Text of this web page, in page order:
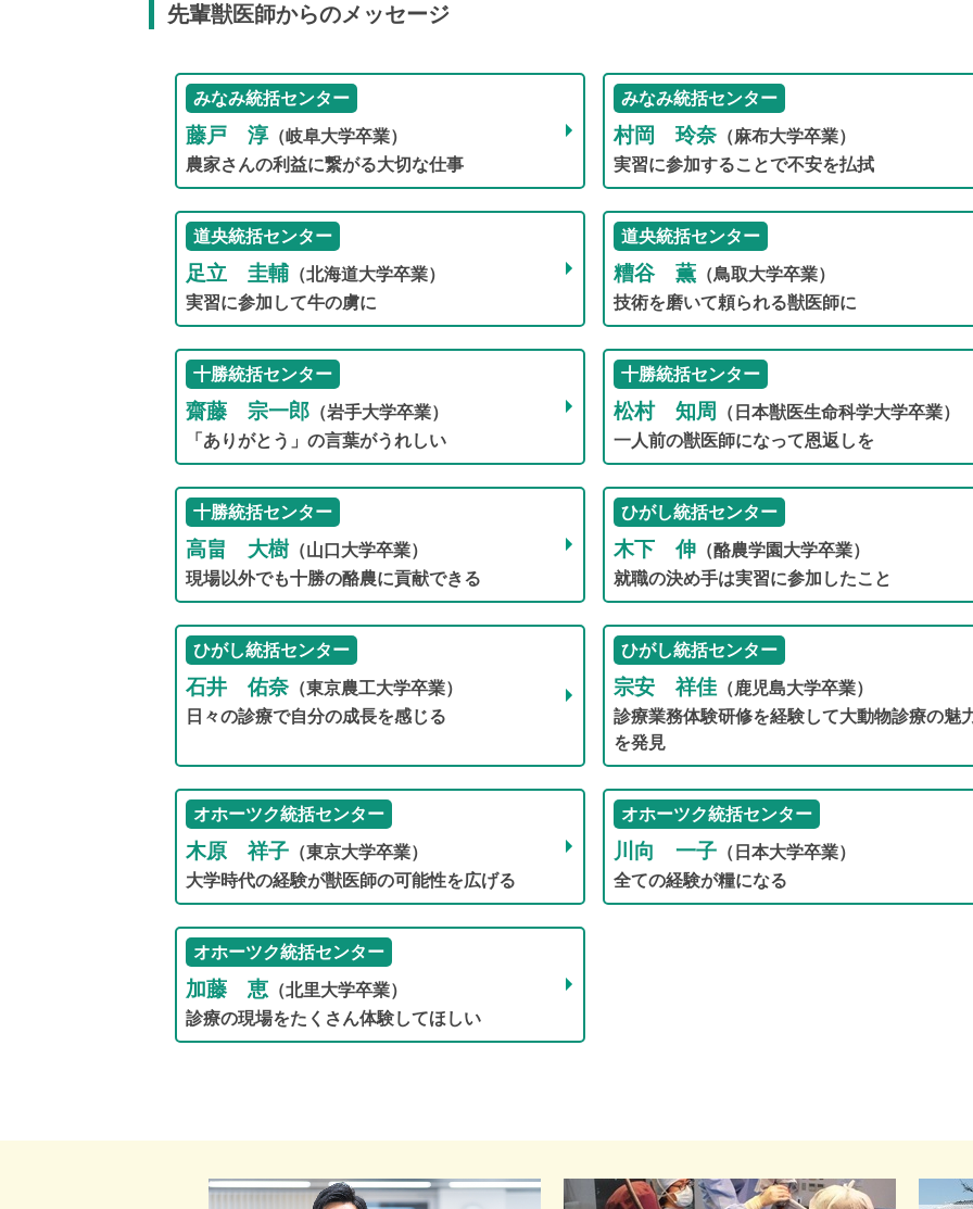
先輩獣医師からのメッセージ
みなみ統括センター
藤戸 淳（岐阜大学卒業）
農家さんの利益に繋がる大切な仕事
みなみ統括センター
村岡 玲奈（麻布大学卒業）
実習に参加することで不安を払拭
道央統括センター
足立 圭輔 （北海道大学卒業）
実習に参加して牛の虜に
道央統括センター
糟谷 薫（鳥取大学卒業）
技術を磨いて頼られる獣医師に
十勝統括センター
齋藤 宗一郎 （岩手大学卒業）
「ありがとう」の言葉がうれしい
十勝統括センター
松村 知周
（日本獣医生命科学大学卒業）
一人前の獣医師になって恩返しを
十勝統括センター
高畠 大樹（山口大学卒業）
現場以外でも十勝の酪農に貢献できる
ひがし統括センター
木下 伸（酪農学園大学卒業）
就職の決め手は実習に参加したこと
ひがし統括センター
石井 佑奈（東京農工大学卒業）
日々の診療で自分の成長を感じる
ひがし統括センター
宗安 祥佳（鹿児島大学卒業）
診療業務体験研修を経験して大動物診療の魅
を発見
オホーツク統括センター
木原 祥子 （東京大学卒業）
大学時代の経験が獣医師の可能性を広げる
オホーツク統括センター
川向 一子（日本大学卒業）
全ての経験が糧になる
オホーツク統括センター
加藤 恵 （北里大学卒業）
診療の現場をたくさん体験してほしい